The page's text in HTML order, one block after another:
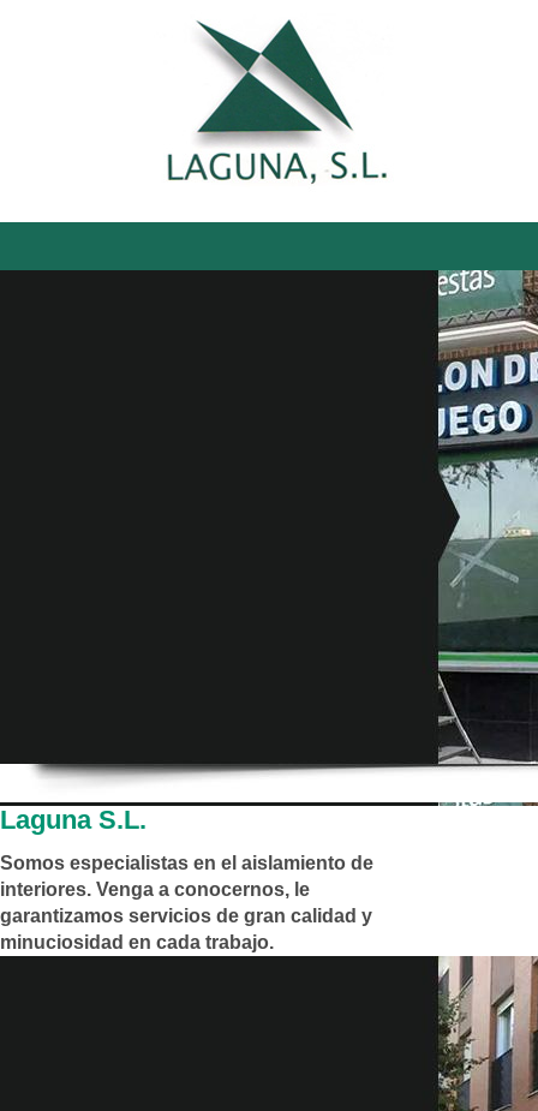
Laguna S.L.
Somos especialistas en el aislamiento de
interiores. Venga a conocernos, le
garantizamos servicios de gran calidad y
minuciosidad en cada trabajo.